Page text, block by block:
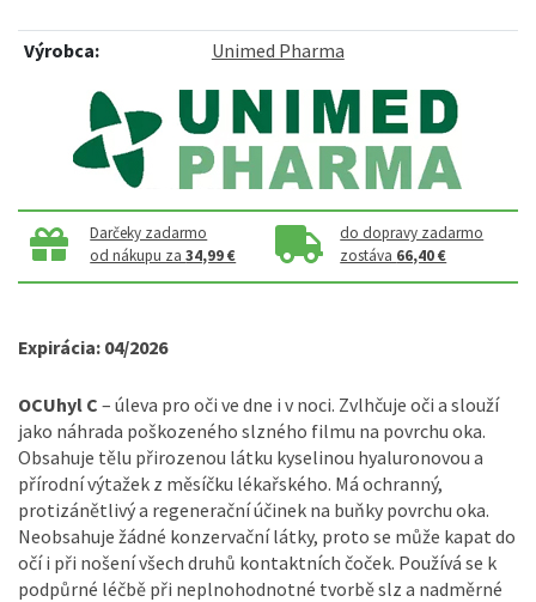
Výrobca: Unimed Pharma
Darčeky zadarmo
od nákupu za34,99 €
do dopravy zadarmo
zostáva 66,40 €
Expirácia: 04/2026
OCUhyl C – úleva pro oči ve dne i v noci. Zvlhčuje oči a slouží
jako náhrada poškozeného slzného filmu na povrchu oka.
Obsahuje tělu přirozenou látku kyselinou hyaluronovou a
přírodní výtažek z měsíčku lékařského. Má ochranný,
protizánětlivý a regenerační účinek na buňky povrchu oka.
Neobsahuje žádné konzervační látky, proto se může kapat do
očí i při nošení všech druhů kontaktních čoček. Používá se k
podpůrné léčbě při neplnohodnotné tvorbě slz a nadměrné